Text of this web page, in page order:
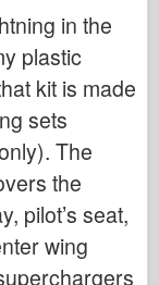
in the
plastic
kit is made
sets
The
the
pilot’s seat,
wing